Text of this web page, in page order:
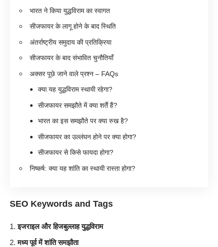
भारत ने किया युद्धविराम का स्वागत
सीजफायर के लागू होने के बाद स्थिति
अंतर्राष्ट्रीय समुदाय की प्रतिक्रिया
सीजफायर के बाद संभावित चुनौतियाँ
अक्सर पूछे जाने वाले प्रश्न – FAQs
क्या यह युद्धविराम स्थायी रहेगा?
सीजफायर समझौते में क्या शर्तें हैं?
भारत का इस समझौते पर क्या रुख है?
सीजफायर का उल्लंघन होने पर क्या होगा?
सीजफायर से किसे फायदा होगा?
निष्कर्ष: क्या यह शांति का स्थायी रास्ता होगा?
SEO Keywords and Tags
इजराइल और हिजबुल्लाह युद्धविराम
मध्य पूर्व में शांति समझौता